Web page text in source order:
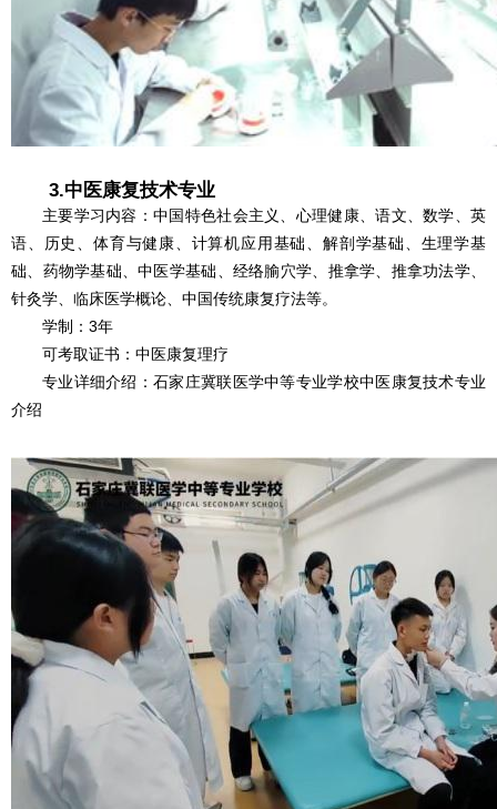
3.中医康复技术专业
主要学习内容：中国特色社会主义、心理健康、语文、数学、英
语、历史、体育与健康、计算机应用基础、解剖学基础、生理学基
础、药物学基础、中医学基础、经络腧穴学、推拿学、推拿功法学、
针灸学、临床医学概论、中国传统康复疗法等。
学制：3年
可考取证书：中医康复理疗
专业详细介绍：石家庄冀联医学中等专业学校中医康复技术专业
介绍